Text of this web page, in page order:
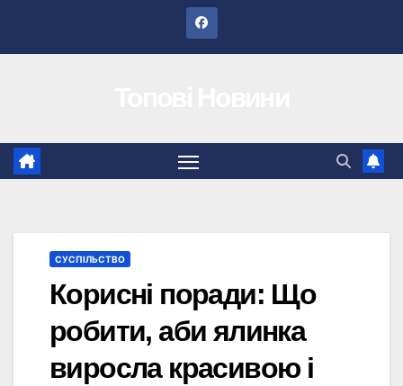
СУСПІЛЬСТВО
Корисні поради: Що
робити, аби ялинка
виросла красивою і